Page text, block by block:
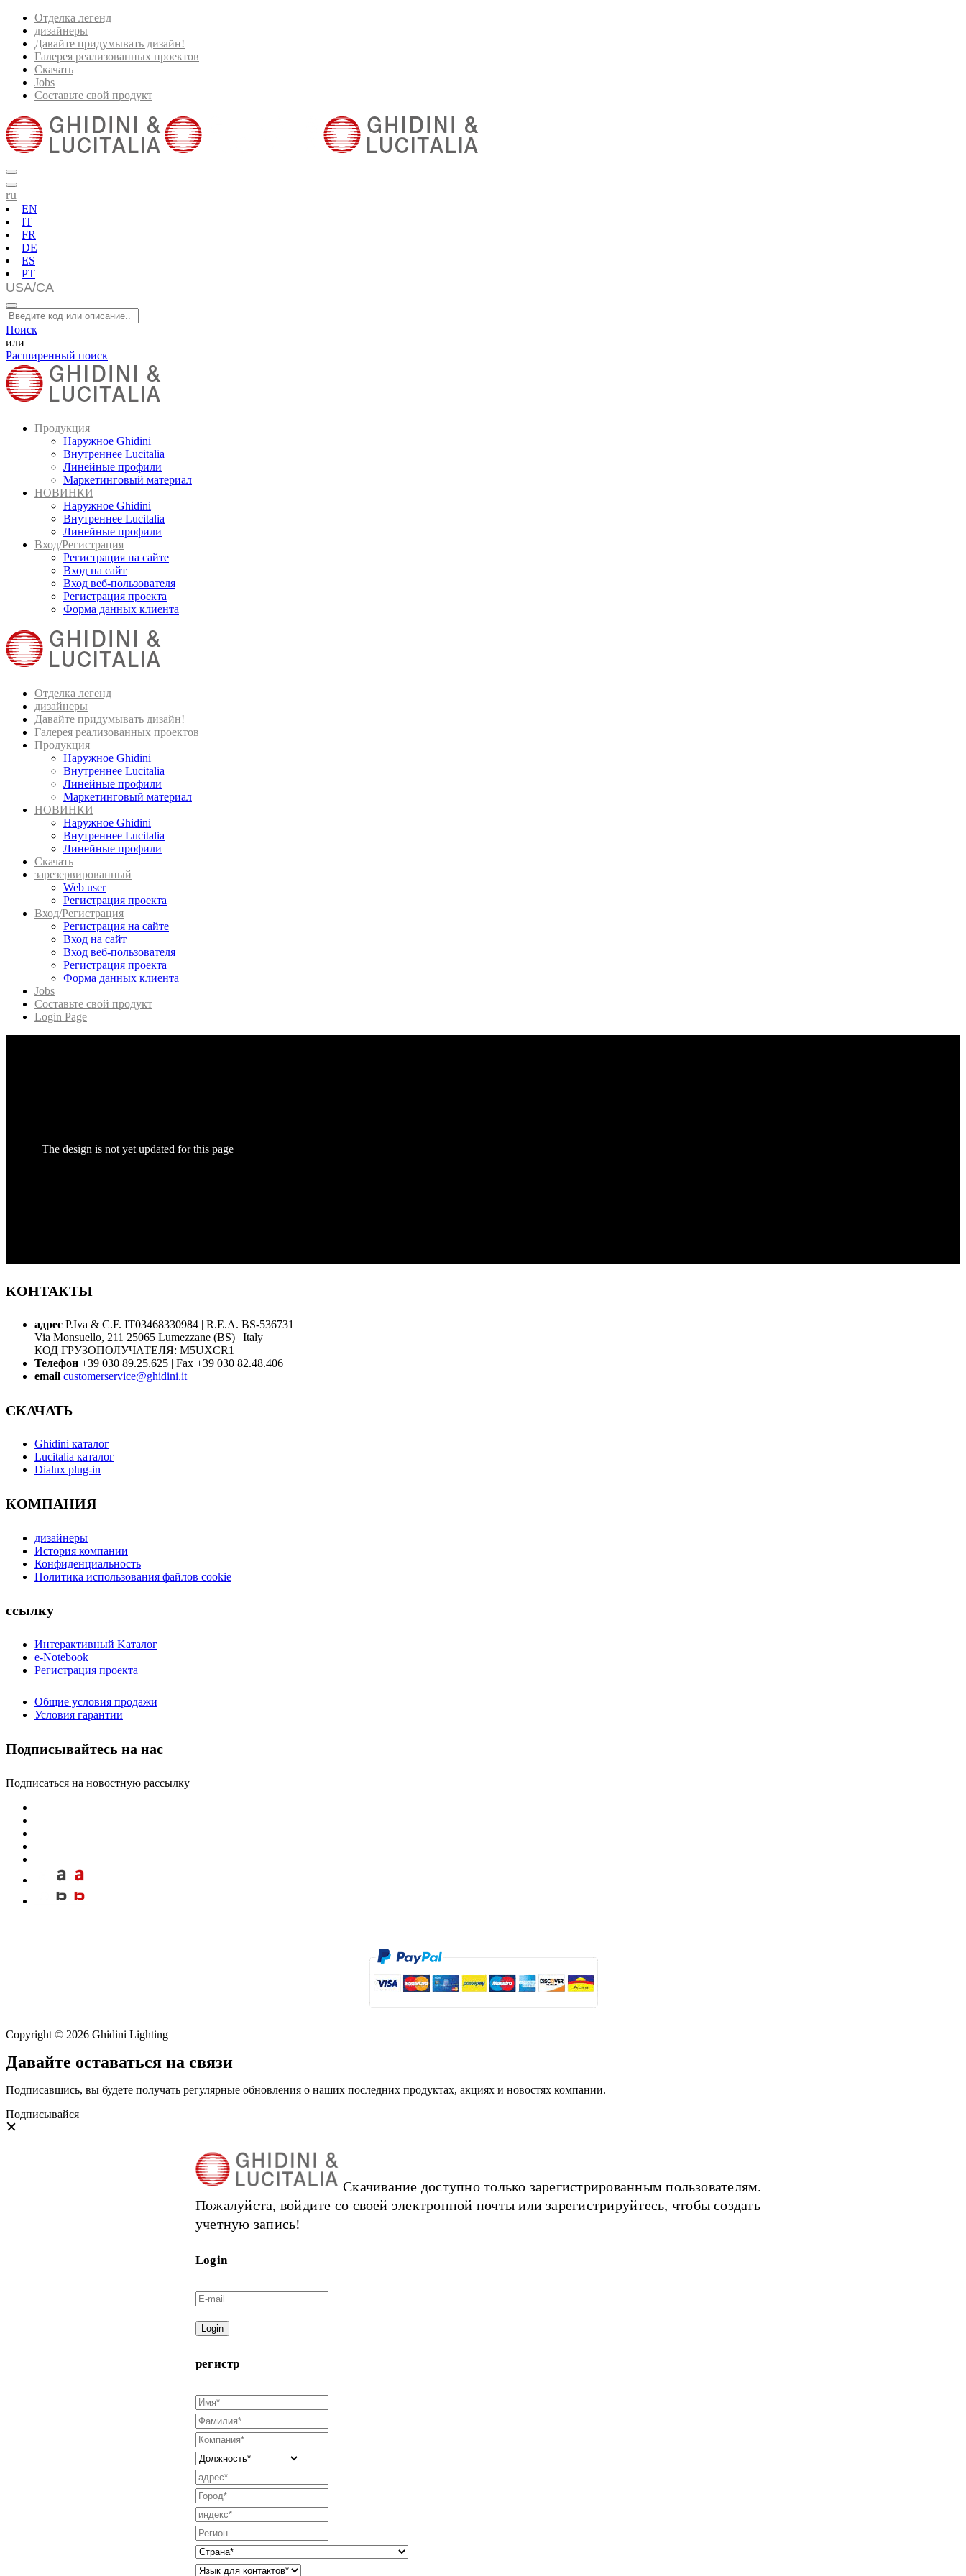
Отделка легенд
дизайнеры
Давайте придумывать дизайн!
Галерея реализованных проектов
Скачать
Jobs
Составьте свой продукт
ru
EN
IT
FR
DE
ES
PT
Поиск
или
Расширенный поиск
Продукция
Наружное Ghidini
Внутреннее Lucitalia
Линейные профили
Маркетинговый материал
НОВИНКИ
Наружное Ghidini
Внутреннее Lucitalia
Линейные профили
Вход/Регистрация
Регистрация на сайте
Вход на сайт
Вход веб-пользователя
Регистрация проекта
Форма данных клиента
Отделка легенд
дизайнеры
Давайте придумывать дизайн!
Галерея реализованных проектов
Продукция
Наружное Ghidini
Внутреннее Lucitalia
Линейные профили
Маркетинговый материал
НОВИНКИ
Наружное Ghidini
Внутреннее Lucitalia
Линейные профили
Скачать
зарезервированный
Web user
Регистрация проекта
Вход/Регистрация
Регистрация на сайте
Вход на сайт
Вход веб-пользователя
Регистрация проекта
Форма данных клиента
Jobs
Составьте свой продукт
Login Page
The design is not yet updated for this page
КОНТАКТЫ
адрес P.Iva & C.F. IT03468330984 | R.E.A. BS-536731
Via Monsuello, 211 25065 Lumezzane (BS) | Italy
КОД ГРУЗОПОЛУЧАТЕЛЯ: M5UXCR1
Телефон +39 030 89.25.625 | Fax +39 030 82.48.406
email customerservice@ghidini.it
СКАЧАТЬ
Ghidini каталог
Lucitalia каталог
Dialux plug-in
КОМПАНИЯ
дизайнеры
История компании
Конфиденциальность
Политика использования файлов cookie
ссылку
Интерактивный Kаталог
e-Notebook
Регистрация проекта
Общие условия продажи
Условия гарантии
Подписывайтесь на нас
Подписаться на новостную рассылку
Copyright © 2026 Ghidini Lighting
Давайте оставаться на связи
Подписавшись, вы будете получать регулярные обновления о наших последних продуктах, акциях и новостях компании.
Подписывайся
Скачивание доступно только зарегистрированным пользователям.
Пожалуйста, войдите со своей электронной почты или зарегистрируйтесь, чтобы создать
учетную запись!
Login
Login
регистр